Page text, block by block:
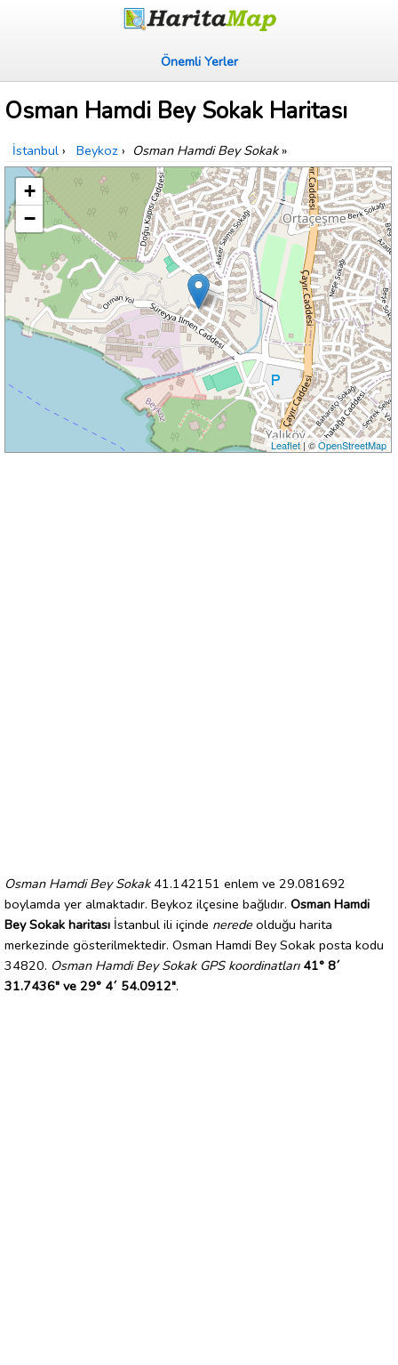
Önemli Yerler
Osman Hamdi Bey Sokak Haritası
İstanbul › Beykoz › Osman Hamdi Bey Sokak»
+
−
Leaflet| ©OpenStreetMap
Osman Hamdi Bey Sokak41.142151 enlem ve 29.081692
boylamda yer almaktadır. Beykoz ilçesine bağlıdır. Osman Hamdi
Bey Sokak haritası İstanbul ili içinde nerede olduğu harita
merkezinde gösterilmektedir. Osman Hamdi Bey Sokak posta kodu
34820. Osman Hamdi Bey Sokak GPS koordinatları 41° 8´
31.7436" ve 29° 4´ 54.0912".